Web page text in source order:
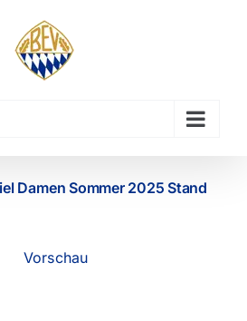
Damen Sommer 2025 Stand
Vorschau